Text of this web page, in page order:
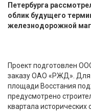
Петербурга
облик будущего
железнодорожной
Проект подготовлен
заказу ОАО «РЖД». Для
площади Восстания
предусмотрено
квартала исторических